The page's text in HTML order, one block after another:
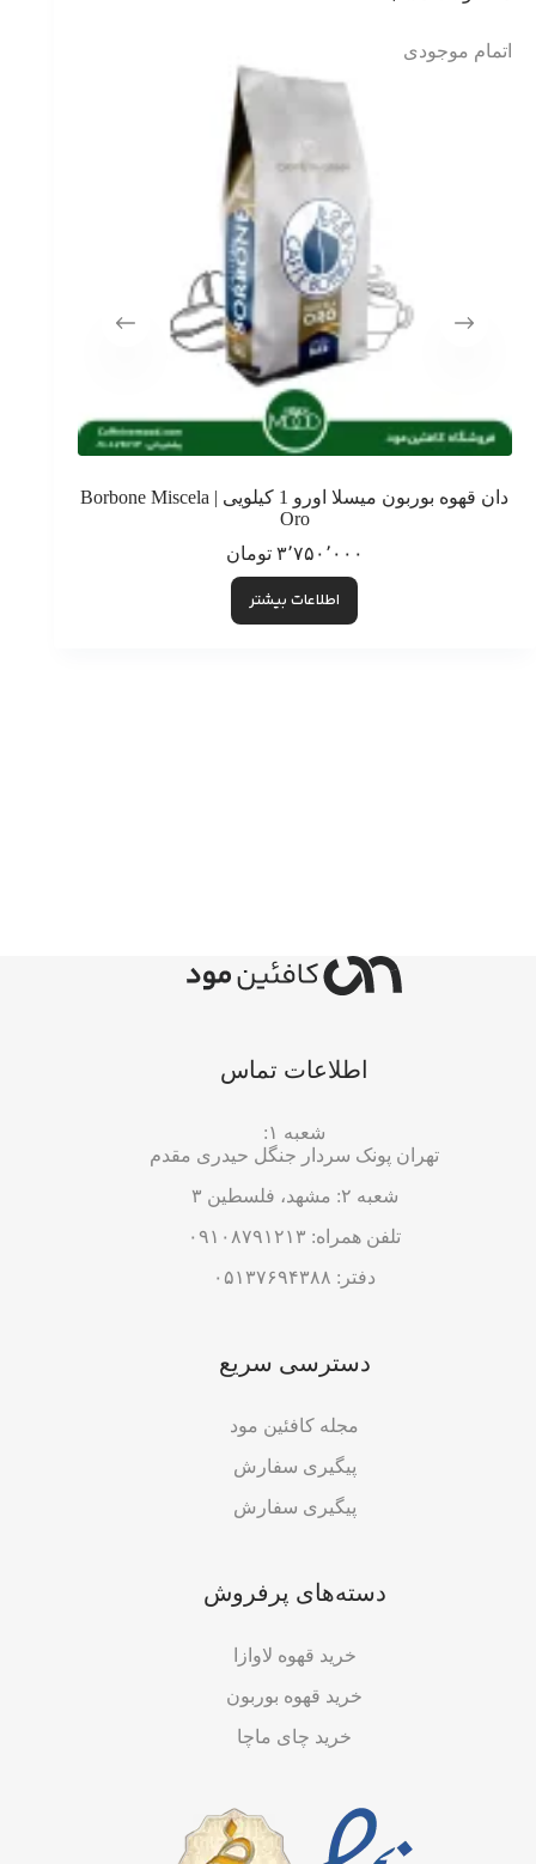
اتمام موجودی
دان قهوه بوربون میسلا اورو 1 کیلویی | Borbone Miscela
Oro
۳٬۷۵۰٬۰۰۰ تومان
اطلاعات بیشتر
اطلاعات تماس
شعبه ۱:
تهران پونک سردار جنگل حیدری مقدم
شعبه ۲: مشهد، فلسطین ۳
تلفن همراه: ۰۹۱۰۸۷۹۱۲۱۳
دفتر: ۰۵۱۳۷۶۹۴۳۸۸
دسترسی سریع
مجله کافئین مود
پیگیری سفارش
پیگیری سفارش
دسته‌های پرفروش
خرید قهوه لاوازا
خرید قهوه بوربون
خرید چای ماچا